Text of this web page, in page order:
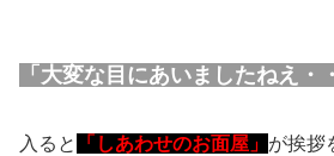
「大変な目にあいましたねえ・
入ると 「しあわせのお面屋」 が挨拶